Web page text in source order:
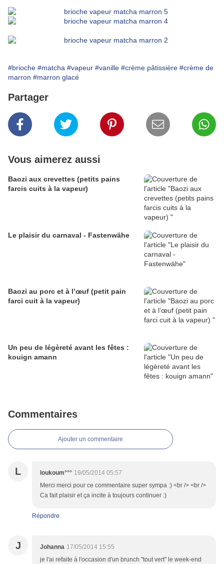
#brioche #matcha #vapeur #vanille #crème pâtissière #crème de
marron #marron glacé
Partager
Vous aimerez aussi
Baozi aux crevettes (petits pains
farcis cuits à la vapeur)
Le plaisir du carnaval - Fastenwähe
Baozi au porc et à l’œuf (petit pain
farci cuit à la vapeur)
Un peu de légèreté avant les fêtes :
kouign amann
Commentaires
Ajouter un commentaire
L loukoum°°° 19/05/2014 05:57
Merci merci pour ce commentaire super sympa :) <br /> <br />
Ca fait plaisir et ça incite à toujours continuer :)
Répondre
J Johanna 17/05/2014 15:55
je l'ai refaite à l'occasion d'un brunch "tout vert" le week-end